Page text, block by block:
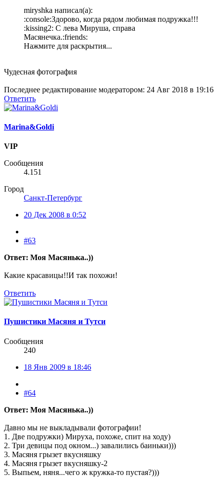
miryshka написал(а):
:console:Здорово, когда рядом любимая подружка!!!
:kissing2: С лева Мируша, справа
Масянечка.:friends:
Нажмите для раскрытия...
Чудесная фотография
Последнее редактирование модератором: 24 Авг 2018 в 19:16
Ответить
Marina&Goldi
VIP
Сообщения
4.151
Город
Санкт-Петербург
20 Дек 2008 в 0:52
#63
Ответ: Моя Масянька..))
Какие красавицы!!И так похожи!
Ответить
Пушистики Масяня и Тутси
Сообщения
240
18 Янв 2009 в 18:46
#64
Ответ: Моя Масянька..))
Давно мы не выкладывали фотографии!
1. Две подружки) Мируха, похоже, спит на ходу)
2. Три девицы под окном...) завалились баиньки)))
3. Масяня грызет вкусняшку
4. Масяня грызет вкусняшку-2
5. Выпьем, няня...чего ж кружка-то пустая?)))